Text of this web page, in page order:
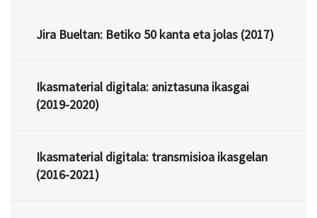
Jira Bueltan: Betiko 50 kanta eta jolas (2017)
Ikasmaterial digitala: aniztasuna ikasgai
(2019-2020)
Ikasmaterial digitala: transmisioa ikasgelan
(2016-2021)